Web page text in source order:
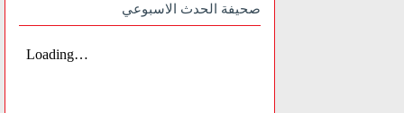
صحيفة الحدث الاسبوعي